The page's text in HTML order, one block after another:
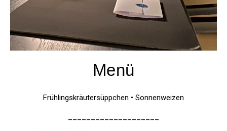
Menü
Frühlingskräutersüppchen • Sonnenweizen